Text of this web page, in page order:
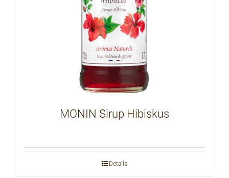
MONIN Sirup Hibiskus
Details